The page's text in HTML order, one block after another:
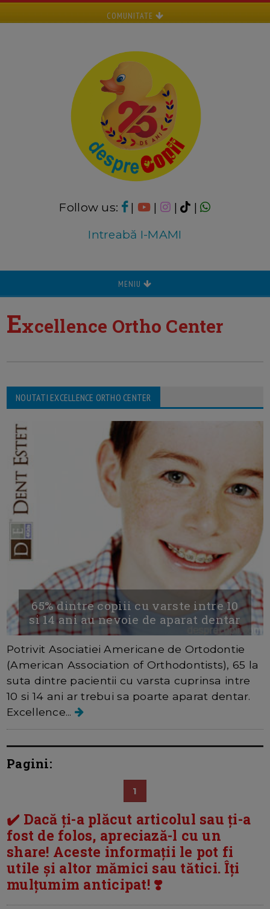
COMUNITATE
Follow us: | | |
|
Intreabă I-MAMI
MENIU
Excellence Ortho Center
NOUTATI EXCELLENCE ORTHO CENTER
65% dintre copiii cu varste intre 10
si 14 ani au nevoie de aparat dentar
Potrivit Asociatiei Americane de Ortodontie
(American Association of Orthodontists), 65 la
suta dintre pacientii cu varsta cuprinsa intre
10 si 14 ani ar trebui sa poarte aparat dentar.
Excellence...
Pagini:
1
✔️ Dacă ți-a plăcut articolul sau ți-a
fost de folos, apreciază-l cu un
share! Aceste informații le pot fi
utile și altor mămici sau tătici. Îți
mulțumim anticipat! ❣️